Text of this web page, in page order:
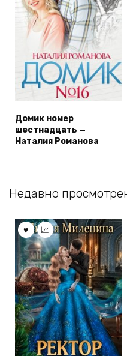
Домик номер
шестнадцать —
Наталия Романова
Недавно